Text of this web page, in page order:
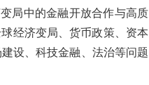
局中的金融开放合作与高质
经济变局、货币政策、资本
设、科技金融、法治等问题